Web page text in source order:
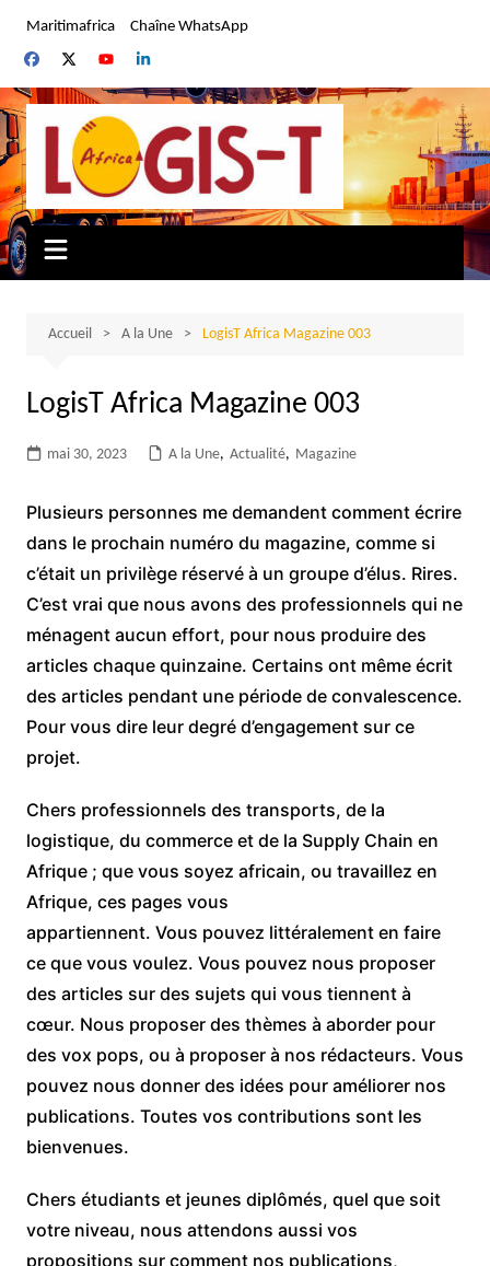
contenu
Maritimafrica Chaîne WhatsApp
Accueil A la Une LogisT Africa Magazine 003
LogisT Africa Magazine 003
mai 30, 2023 A la Une, Actualité, Magazine
Plusieurs personnes me demandent comment écrire
dans le prochain numéro du magazine, comme si
c’était un privilège réservé à un groupe d’élus. Rires.
C’est vrai que nous avons des professionnels qui ne
ménagent aucun effort, pour nous produire des
articles chaque quinzaine. Certains ont même écrit
des articles pendant une période de convalescence.
Pour vous dire leur degré d’engagement sur ce
projet.
Chers professionnels des transports, de la
logistique, du commerce et de la Supply Chain en
Afrique ; que vous soyez africain, ou travaillez en
Afrique, ces pages vous
appartiennent. Vous pouvez littéralement en faire
ce que vous voulez. Vous pouvez nous proposer
des articles sur des sujets qui vous tiennent à
cœur. Nous proposer des thèmes à aborder pour
des vox pops, ou à proposer à nos rédacteurs. Vous
pouvez nous donner des idées pour améliorer nos
publications. Toutes vos contributions sont les
bienvenues.
Chers étudiants et jeunes diplômés, quel que soit
votre niveau, nous attendons aussi vos
propositions sur comment nos publications,